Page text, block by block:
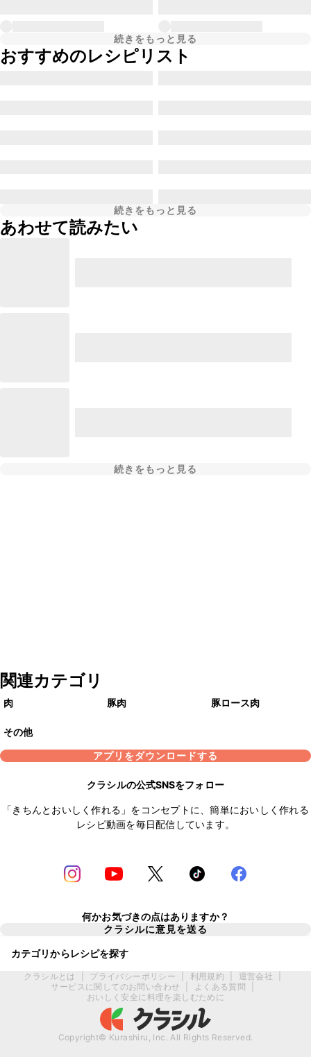
続きをもっと見る
おすすめのレシピリスト
続きをもっと見る
あわせて読みたい
続きをもっと見る
関連カテゴリ
肉 豚肉 豚ロース肉
その他
アプリをダウンロードする
クラシルの公式SNSをフォロー
「きちんとおいしく作れる」をコンセプトに、簡単においしく作れる
レシピ動画を毎日配信しています。
何かお気づきの点はありますか？
クラシルに意見を送る
カテゴリからレシピを探す
クラシルとは プライバシーポリシー 利用規約 運営会社
サービスに関してのお問い合わせ
よくある質問
おいしく安全に料理を楽しむために
Copyright© Kurashiru, Inc. All Rights Reserved.